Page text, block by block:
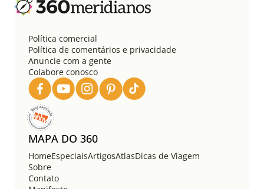
Política comercial
Política de comentários e privacidade
Anuncie com a gente
Colabore conosco
MAPA DO 360
HomeEspeciaisArtigosAtlasDicas de Viagem
Sobre
Contato